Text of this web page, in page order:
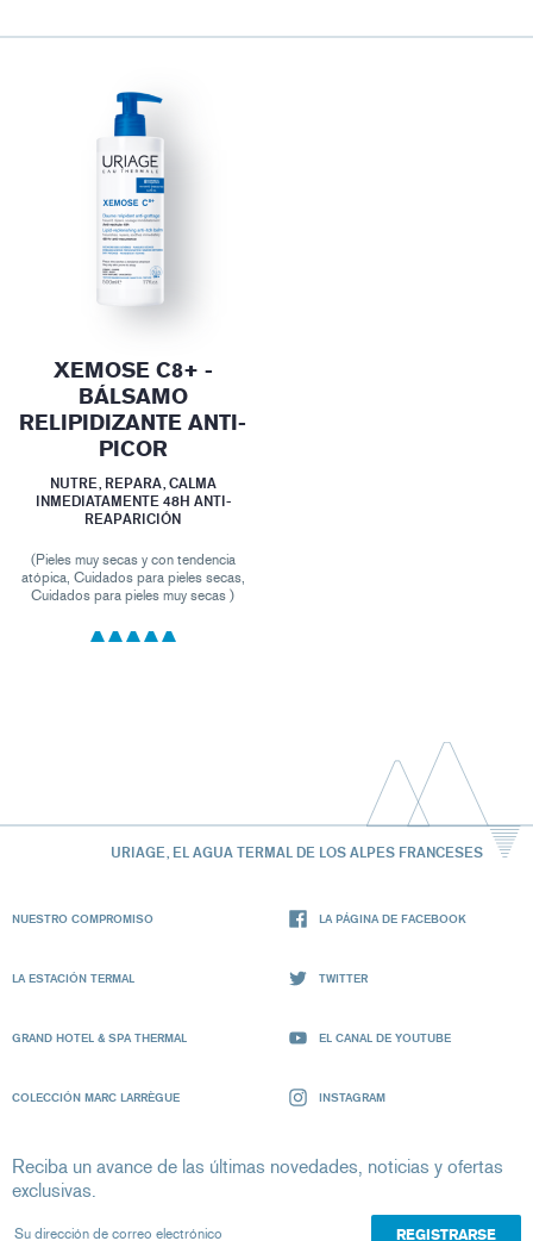
XEMOSE C8+ -
BÁLSAMO
RELIPIDIZANTE ANTI-
PICOR
NUTRE, REPARA, CALMA
INMEDIATAMENTE 48H ANTI-
REAPARICIÓN
(Pieles muy secas y con tendencia
atópica, Cuidados para pieles secas,
Cuidados para pieles muy secas )
URIAGE, EL AGUA TERMAL DE LOS ALPES FRANCESES
NUESTRO COMPROMISO
LA ESTACIÓN TERMAL
GRAND HOTEL & SPA THERMAL
COLECCIÓN MARC LARRÈGUE
LA PÁGINA DE FACEBOOK
TWITTER
EL CANAL DE YOUTUBE
INSTAGRAM
Reciba un avance de las últimas novedades, noticias y ofertas
exclusivas.
Su dirección de correo electrónico